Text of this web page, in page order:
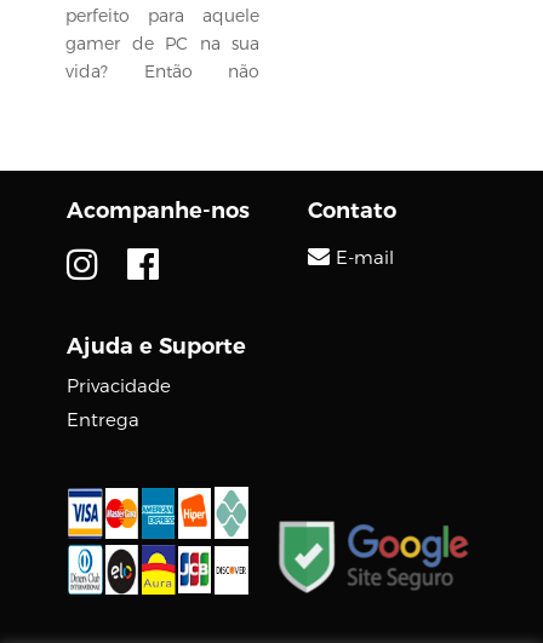
perfeito para aquele
gamer de PC na sua
vida? Então não
Acompanhe-nos
Ajuda e Suporte
Privacidade
Entrega
Contato
E-mail